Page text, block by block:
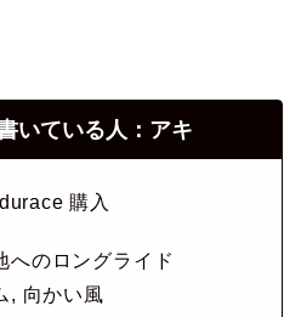
いている人：アキ
購入
へのロングライド
, 向かい風